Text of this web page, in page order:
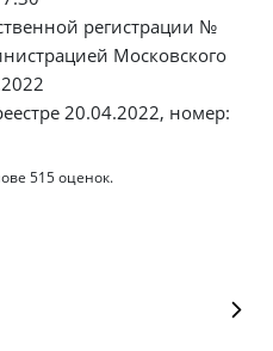
регистрации №
Московского
20.04.2022, номер:
515оценок.